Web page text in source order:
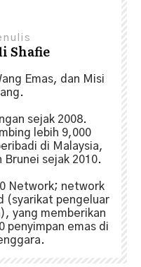
Shafie
Emas, dan Misi
sejak 2008.
lebih 9,000
di Malaysia,
Brunei sejak 2010.
Network; network
(syarikat pengeluar
yang memberikan
penyimpan emas di